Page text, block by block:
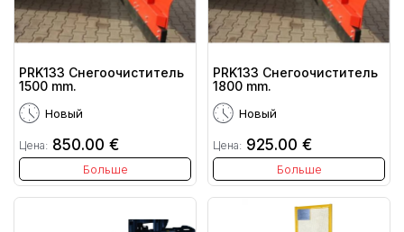
PRK133 Снегоочиститель
1500 mm.
Новый
Цена: 850.00 €
Больше
PRK133 Снегоочиститель
1800 mm.
Новый
Цена: 925.00 €
Больше